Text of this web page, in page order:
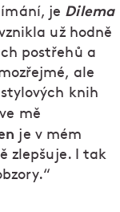
je Dilema
už hodně
postřehů a
ale
knih
mě
je v mém
zlepšuje. I tak